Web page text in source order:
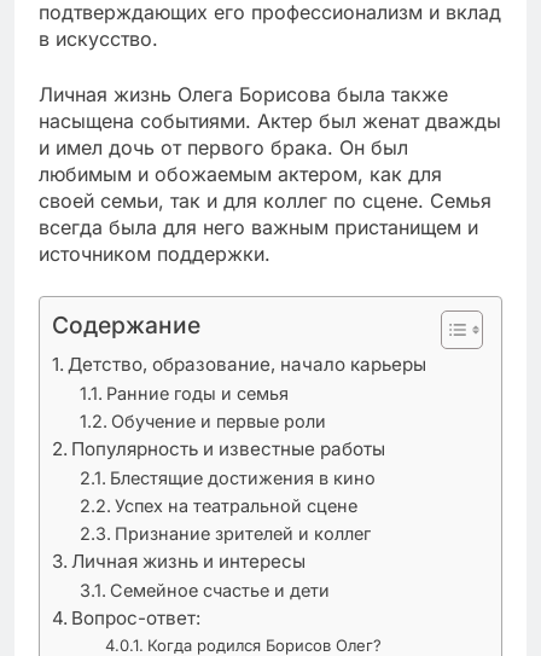
подтверждающих его профессионализм и вклад
в искусство.
Личная жизнь Олега Борисова была также
насыщена событиями. Актер был женат дважды
и имел дочь от первого брака. Он был
любимым и обожаемым актером, как для
своей семьи, так и для коллег по сцене. Семья
всегда была для него важным пристанищем и
источником поддержки.
Содержание
Детство, образование, начало карьеры
Ранние годы и семья
Обучение и первые роли
Популярность и известные работы
Блестящие достижения в кино
Успех на театральной сцене
Признание зрителей и коллег
Личная жизнь и интересы
Семейное счастье и дети
Вопрос-ответ:
Когда родился Борисов Олег?